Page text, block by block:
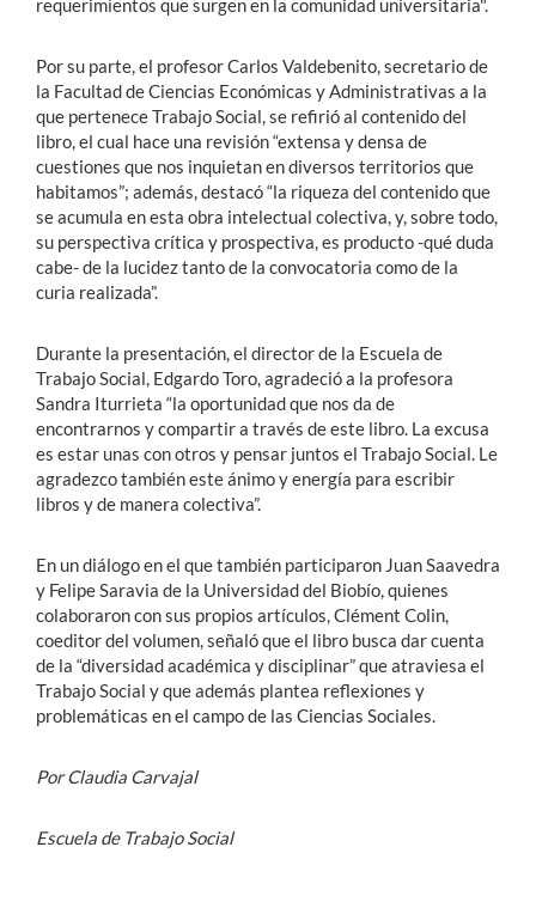
Por su parte, el profesor Carlos Valdebenito, secretario de
la Facultad de Ciencias Económicas y Administrativas a la
que pertenece Trabajo Social, se refirió al contenido del
libro, el cual hace una revisión “extensa y densa de
cuestiones que nos inquietan en diversos territorios que
habitamos”; además, destacó “la riqueza del contenido que
se acumula en esta obra intelectual colectiva, y, sobre todo,
su perspectiva crítica y prospectiva, es producto -qué duda
cabe- de la lucidez tanto de la convocatoria como de la
curia realizada”.
Durante la presentación, el director de la Escuela de
Trabajo Social, Edgardo Toro, agradeció a la profesora
Sandra Iturrieta “la oportunidad que nos da de
encontrarnos y compartir a través de este libro. La excusa
es estar unas con otros y pensar juntos el Trabajo Social. Le
agradezco también este ánimo y energía para escribir
libros y de manera colectiva”.
En un diálogo en el que también participaron Juan Saavedra
y Felipe Saravia de la Universidad del Biobío, quienes
colaboraron con sus propios artículos, Clément Colin,
coeditor del volumen, señaló que el libro busca dar cuenta
de la “diversidad académica y disciplinar” que atraviesa el
Trabajo Social y que además plantea reflexiones y
problemáticas en el campo de las Ciencias Sociales.
Por Claudia Carvajal
Escuela de Trabajo Social